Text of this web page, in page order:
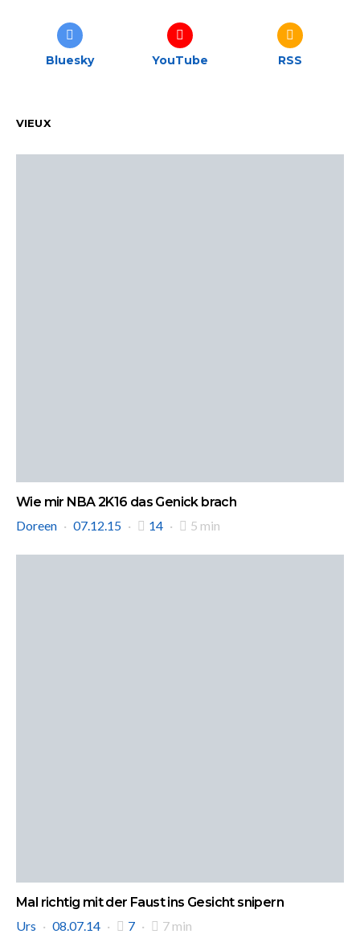
Bluesky YouTube RSS
VIEUX
Wie mir NBA 2K16 das Genick brach
Doreen
07.12.15 14 5 min
Mal richtig mit der Faust ins Gesicht snipern
Urs
08.07.14 7 7 min